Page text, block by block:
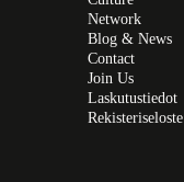
Network
Blog & News
Contact
Join Us
Laskutustiedot
Rekisteriseloste